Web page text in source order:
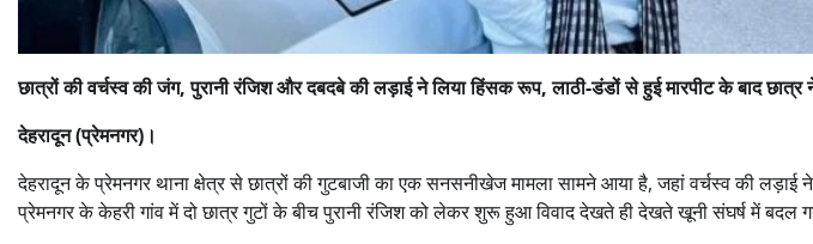
छात्रों की वर्चस्व की जंग, पुरानी रंजिश और दबदबे की लड़ाई ने लिया हिंसक रूप, लाठी-डंडों से हुई मारपीट के बाद छात्र
देहरादून (प्रेमनगर)।
देहरादून के प्रेमनगर थाना क्षेत्र से छात्रों की गुटबाजी का एक सनसनीखेज मामला सामने आया है, जहां वर्चस्व की लड़ाई
प्रेमनगर के केहरी गांव में दो छात्र गुटों के बीच पुरानी रंजिश को लेकर शुरू हुआ विवाद देखते ही देखते खूनी संघर्ष में बदल